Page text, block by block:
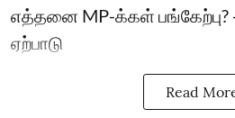
எத்தனை MP-க்கள் பங்கேற்பு?
ஏற்பாடு
Read